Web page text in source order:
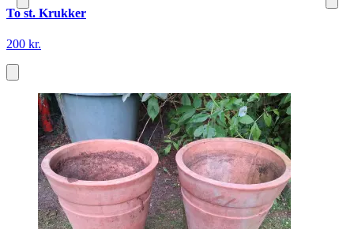
To st. Krukker
200 kr.